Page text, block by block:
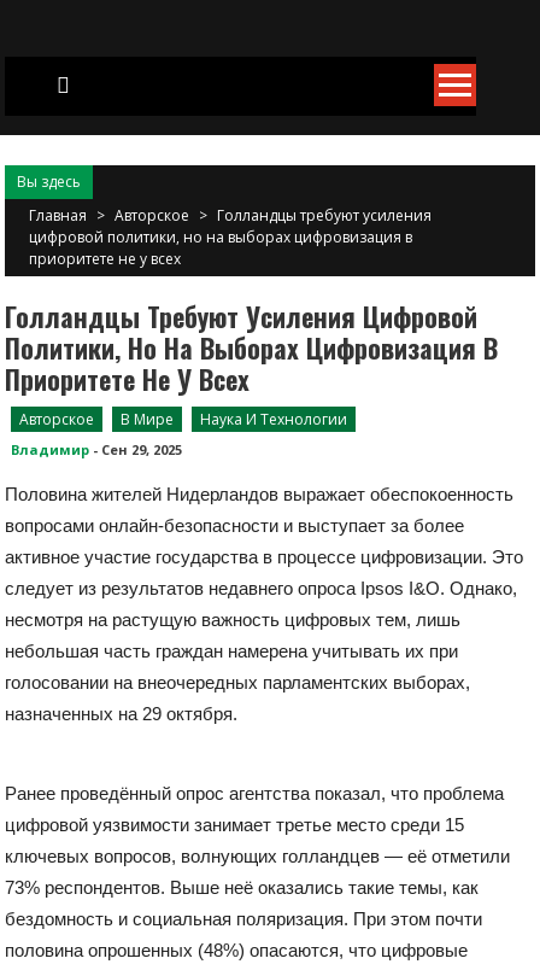
content
Вы здесь
Главная > Авторское > Голландцы требуют усиления
цифровой политики, но на выборах цифровизация в
приоритете не у всех
Голландцы Требуют Усиления Цифровой
Политики, Но На Выборах Цифровизация В
Приоритете Не У Всех
Авторское В Мире Наука И Технологии
Владимир - Сен 29, 2025
Половина жителей Нидерландов выражает обеспокоенность
вопросами онлайн-безопасности и выступает за более
активное участие государства в процессе цифровизации. Это
следует из результатов недавнего опроса Ipsos I&O. Однако,
несмотря на растущую важность цифровых тем, лишь
небольшая часть граждан намерена учитывать их при
голосовании на внеочередных парламентских выборах,
назначенных на 29 октября.
Ранее проведённый опрос агентства показал, что проблема
цифровой уязвимости занимает третье место среди 15
ключевых вопросов, волнующих голландцев — её отметили
73% респондентов. Выше неё оказались такие темы, как
бездомность и социальная поляризация. При этом почти
половина опрошенных (48%) опасаются, что цифровые